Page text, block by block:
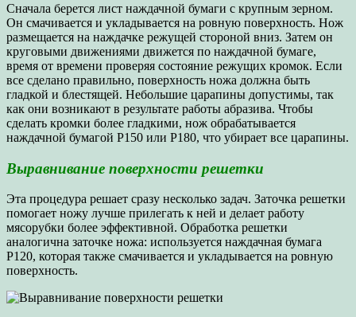
Сначала берется лист наждачной бумаги с крупным зерном.
Он смачивается и укладывается на ровную поверхность. Нож
размещается на наждачке режущей стороной вниз. Затем он
круговыми движениями движется по наждачной бумаге,
время от времени проверяя состояние режущих кромок. Если
все сделано правильно, поверхность ножа должна быть
гладкой и блестящей. Небольшие царапины допустимы, так
как они возникают в результате работы абразива. Чтобы
сделать кромки более гладкими, нож обрабатывается
наждачной бумагой Р150 или Р180, что убирает все царапины.
Выравнивание поверхности решетки
Эта процедура решает сразу несколько задач. Заточка решетки
помогает ножу лучше прилегать к ней и делает работу
мясорубки более эффективной. Обработка решетки
аналогична заточке ножа: используется наждачная бумага
Р120, которая также смачивается и укладывается на ровную
поверхность.